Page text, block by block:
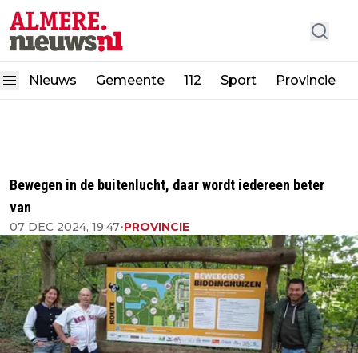
Nieuws Gemeente 112 Sport Provincie
Bewegen in de buitenlucht, daar wordt iedereen beter
van
07 DEC 2024, 19:47•PROVINCIE